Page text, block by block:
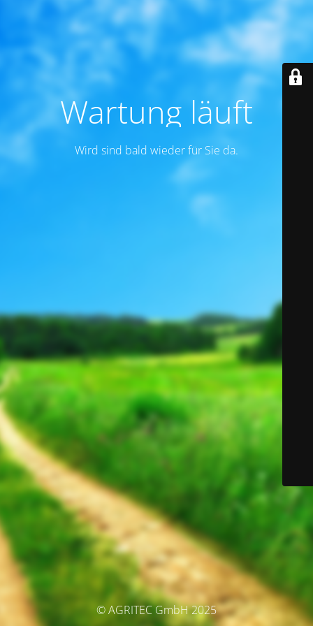
Wartung läuft
Wird sind bald wieder für Sie da.
© AGRITEC GmbH 2025